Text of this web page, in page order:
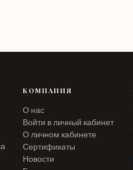
КОМПАНИЯ
О нас
Войти в личный кабинет
О личном кабинете
Сертификаты
Новости